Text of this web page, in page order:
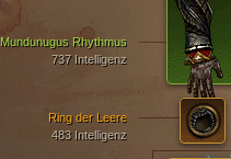
Mundunugus Rhythmus
737 Intelligenz
Ring der Leere
483 Intelligenz